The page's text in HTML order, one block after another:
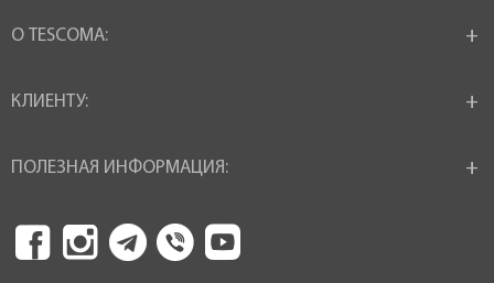
О TESCOMA:
КЛИЕНТУ:
ПОЛЕЗНАЯ ИНФОРМАЦИЯ: